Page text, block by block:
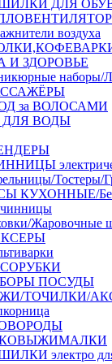
ДЛЯ
воздуха
И ЗДОРОВЬЕ
наборы/
за ВОЛОСАМИ
ДЛЯ ВОДЫ
Тостеры/
КУХОННЫЕ/
Жаровочные
ПОСУДЫ
ТОЧИЛКИ/
электро